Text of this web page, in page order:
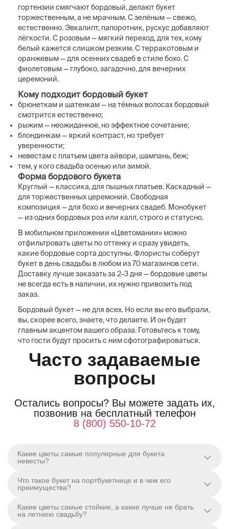
гортензии смягчают бордовый, делают букет
торжественным, а не мрачным. С зелёным — свежо,
естественно. Эвкалипт, папоротник, рускус добавляют
лёгкости. С розовым — мягкий переход, для тех, кому
белый кажется слишком резким. С терракотовым и
оранжевым — для осенних свадеб в стиле бохо. С
фиолетовым — глубоко, загадочно, для вечерних
церемоний.
Кому подходит бордовый букет
брюнеткам и шатенкам — на тёмных волосах бордовый
смотрится естественно;
рыжим — неожиданное, но эффектное сочетание;
блондинкам — яркий контраст, но требует
уверенности;
невестам с платьем цвета айвори, шампань, беж;
тем, у кого свадьба осенью или зимой.
Форма бордового букета
Круглый — классика, для пышных платьев. Каскадный —
для торжественных церемоний. Свободная
композиция — для бохо и вечерних свадеб. Монобукет
— из одних бордовых роз или калл, строго и статусно.
В мобильном приложении «Цветомании» можно
отфильтровать цветы по оттенку и сразу увидеть,
какие бордовые сорта доступны. Флористы соберут
букет в день свадьбы в любом из 70 магазинов сети.
Доставку лучше заказать за 2–3 дня — бордовые цветы
не всегда есть в наличии, их нужно привозить под
заказ.
Бордовый букет — не для всех. Но если вы его выбрали,
вы, скорее всего, знаете, что делаете. И он будет
главным акцентом вашего образа. Готовьтесь к тому,
что гости будут просить с ним сфотографироваться.
Часто задаваемые
вопросы
Остались вопросы? Вы можете задать их,
позвонив на бесплатный телефон
8 (800) 550-10-72
Какие цветы самые популярные для букета
невесты?
Что такое букет на портбукетнице и в чем его
преимущества?
Какие цветы самые стойкие, а какие лучше не брать
на летнюю свадьбу?